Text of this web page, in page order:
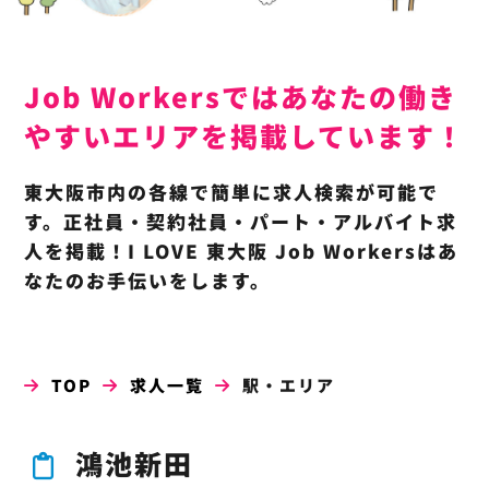
Job Workersではあなたの働き
やすいエリアを掲載しています！
東大阪市内の各線で簡単に求人検索が可能で
す。正社員・契約社員・パート・アルバイト求
人を掲載！I LOVE 東大阪 Job Workersはあ
なたのお手伝いをします。
TOP 求人一覧 駅・エリア
鴻池新田